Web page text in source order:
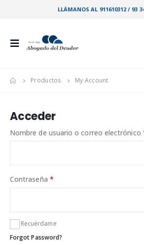
LLÁMANOS AL 911610312 / 93
Productos My Account
Acceder
Nombre de usuario o correo electrónico
Contraseña *
Recuérdame
Forgot Password?